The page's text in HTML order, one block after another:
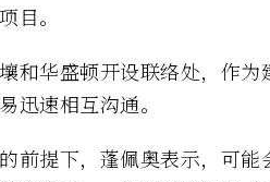
目。
和华盛顿开设联络处，作
迅速相互沟通。
前提下，蓬佩奥表示，可